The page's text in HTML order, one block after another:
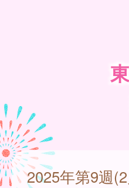
2025年第9週